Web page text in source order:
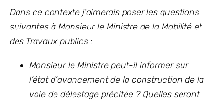
Dans ce contexte j’aimerais poser les questions
suivantes à Monsieur le Ministre de la Mobilité et
des Travaux publics :
Monsieur le Ministre peut-il informer sur
l’état d’avancement de la construction de la
voie de délestage précitée ? Quelles seront